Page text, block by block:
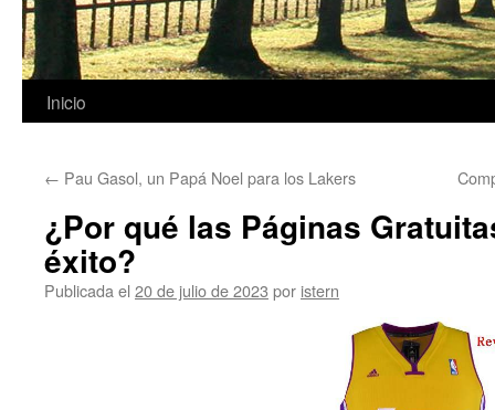
Saltar
contenido
Inicio
← Pau Gasol, un Papá Noel para los Lakers
¿Por qué las Páginas
éxito?
Publicada el 20 de julio de 2023 por istern